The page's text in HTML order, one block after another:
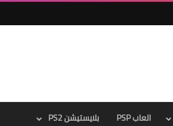
العاب PSP بلايستيشن PS2